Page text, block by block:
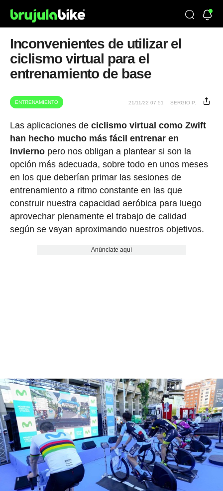
Inconvenientes de utilizar el
ciclismo virtual para el
entrenamiento de base
ENTRENAMIENTO 21/11/22 07:51 SERGIO P.
Las aplicaciones de ciclismo virtual como Zwift
han hecho mucho más fácil entrenar en
inviernopero nos obligan a plantear si son la
opción más adecuada, sobre todo en unos meses
en los que deberían primar las sesiones de
entrenamiento a ritmo constante en las que
construir nuestra capacidad aeróbica para luego
aprovechar plenamente el trabajo de calidad
según se vayan aproximando nuestros objetivos.
Anúnciate aquí